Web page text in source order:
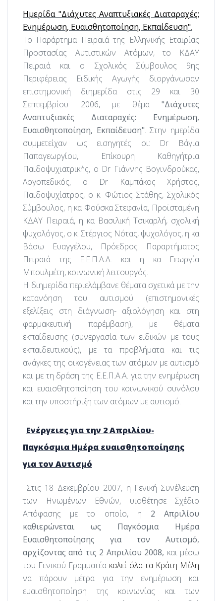
Ημερίδα "Διάχυτες Αναπτυξιακές Διαταραχές:
Ενημέρωση, Ευαισθητοποίηση, Εκπαίδευση".
Το Παράρτημα Πειραιά της Ελληνικής Εταιρίας
Προστασίας Αυτιστικών Ατόμων, το ΚΔΑΥ
Πειραιά και ο Σχολικός Σύμβουλος 9ης
Περιφέρειας Ειδικής Αγωγής διοργάνωσαν
επιστημονική διημερίδα στις 29 και 30
Σεπτεμβρίου 2006, με θέμα "Διάχυτες
Αναπτυξιακές Διαταραχές: Ενημέρωση,
Ευαισθητοποίηση, Εκπαίδευση". Στην ημερίδα
συμμετείχαν ως εισηγητές οι: Dr Βάγια
Παπαγεωργίου, Επίκουρη Καθηγήτρια
Παιδοψυχιατρικής, ο Dr Γιάννης Βογινδρούκας,
Λογοπεδικός, ο Dr Καμπάκος Χρήστος,
Παιδοψυχίατρος, ο κ. Φώτιος Στάθης, Σχολικός
Σύμβουλος, η κα Φούσκα Στεφανία, Προϊσταμένη
ΚΔΑΥ Πειραιά, η κα Βασιλική Τσικαρλή, σχολική
ψυχολόγος, ο κ. Στέργιος Νότας, ψυχολόγος, η κα
Βάσω Ευαγγέλου, Πρόεδρος Παραρτήματος
Πειραιά της Ε.Ε.Π.Α.Α. και η κα Γεωργία
Μπουλμέτη, κοινωνική λειτουργός.
Η διημερίδα περιελάμβανε θέματα σχετικά με την
κατανόηση του αυτισμού (επιστημονικές
εξελίξεις στη διάγνωση- αξιολόγηση και στη
φαρμακευτική παρέμβαση), με θέματα
εκπαίδευσης (συνεργασία των ειδικών με τους
εκπαιδευτικούς), με τα προβλήματα και τις
ανάγκες της οικογένειας των ατόμων με αυτισμό
και με τη δράση της Ε.Ε.Π.Α.Α. για την ενημέρωση
και ευαισθητοποίηση του κοινωνικού συνόλου
και την υποστήριξη των ατόμων με αυτισμό.
Ενέργειες για την 2 Απριλίου-
Παγκόσμια Ημέρα ευαισθητοποίησης
για τον Αυτισμό
Στις 18 Δεκεμβρίου 2007, η Γενική Συνέλευση
των Ηνωμένων Εθνών, υιοθέτησε Σχέδιο
Απόφασης με το οποίο, η 2 Απριλίου
καθιερώνεται ως Παγκόσμια Ημέρα
Ευαισθητοποίησης για τον Αυτισμό,
αρχίζοντας από τις 2 Απριλίου 2008, και μέσω
του Γενικού Γραμματέα καλεί όλα τα Κράτη Μέλη
να πάρουν μέτρα για την ενημέρωση και
ευαισθητοποίηση της κοινωνίας και των